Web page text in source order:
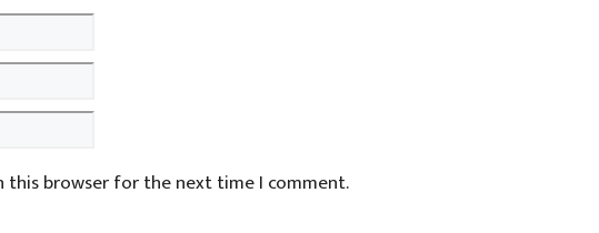
this browser for the next time I comment.